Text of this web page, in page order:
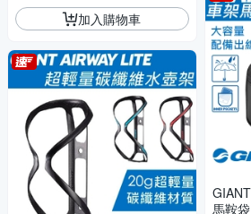
加入購物車
馬鞍袋